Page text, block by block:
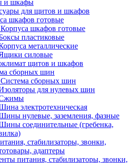
и шкафы
для щитов и шкафов
шкафов готовые
Корпуса шкафов готовые
пластиковые
металлические
силовые
щитов и шкафов
сборных шин
Система сборных шин
для нулевых шин
электротехническая
нулевые, заземления, фазные
соединительные (гребенка,
стабилизаторы, звонки,
адаптеры
питания, стабилизаторы, звонки,